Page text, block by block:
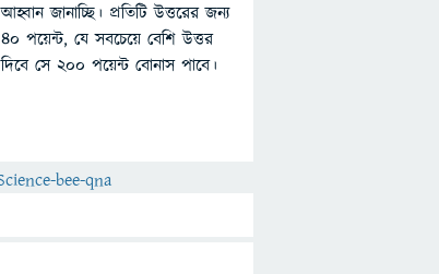
আহ্বান জানাচ্ছি। প্রতিটি উত্তরের জন্য
৪০ পয়েন্ট, যে সবচেয়ে বেশি উত্তর
দিবে সে ২০০ পয়েন্ট বোনাস পাবে।